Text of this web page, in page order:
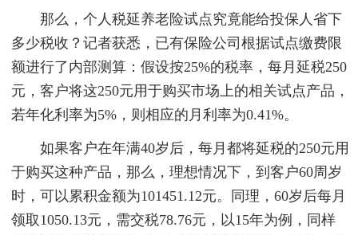
那么，个人税延养老险试点究竟能给投保人省下
多少税收？记者获悉，已有保险公司根据试点缴费限
额进行了内部测算：假设按25%的税率，每月延税250
元，客户将这250元用于购买市场上的相关试点产品，
若年化利率为5%，则相应的月利率为0.41%。
如果客户在年满40岁后，每月都将延税的250元用
于购买这种产品，那么，理想情况下，到客户60周岁
时，可以累积金额为101451.12元。同理，60岁后每月
领取1050.13元，需交税78.76元，以15年为例，同样